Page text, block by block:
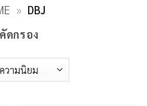
» DBJ
คัดกรอง